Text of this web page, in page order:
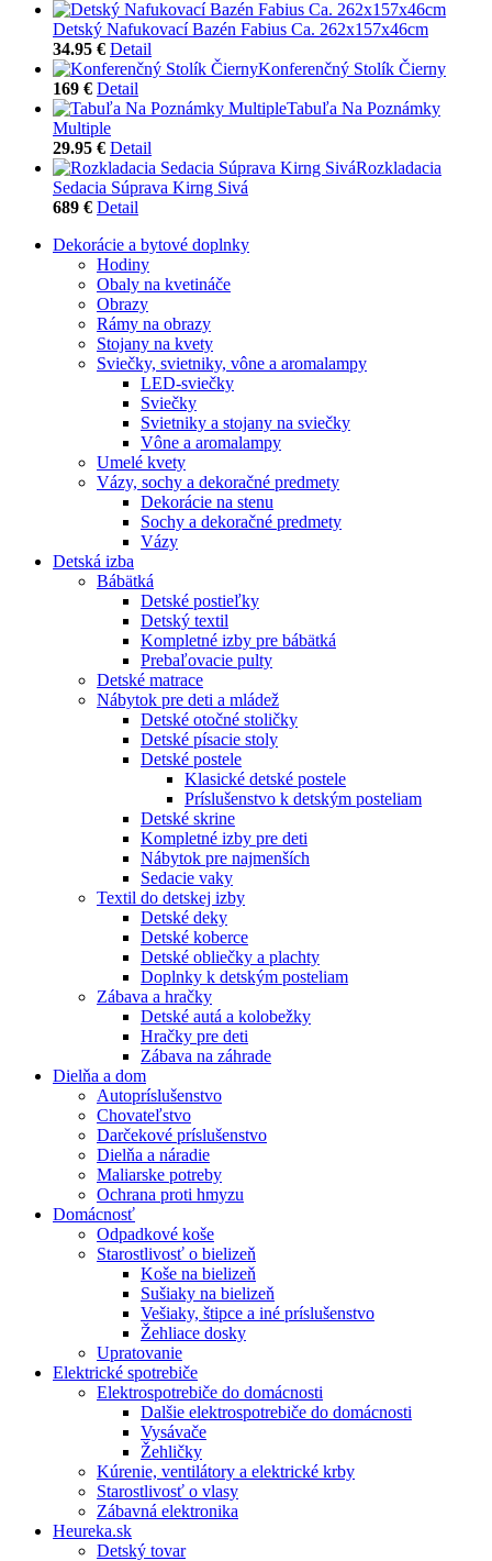
Detský Nafukovací Bazén Fabius Ca. 262x157x46cm
34.95 € Detail
Konferenčný Stolík Čierny
169 € Detail
Tabuľa Na Poznámky
Multiple
29.95 € Detail
Rozkladacia
Sedacia Súprava Kirng Sivá
689 € Detail
Dekorácie a bytové doplnky
Hodiny
Obaly na kvetináče
Obrazy
Rámy na obrazy
Stojany na kvety
Sviečky, svietniky, vône a aromalampy
LED-sviečky
Sviečky
Svietniky a stojany na sviečky
Vône a aromalampy
Umelé kvety
Vázy, sochy a dekoračné predmety
Dekorácie na stenu
Sochy a dekoračné predmety
Vázy
Detská izba
Bábätká
Detské postieľky
Detský textil
Kompletné izby pre bábätká
Prebaľovacie pulty
Detské matrace
Nábytok pre deti a mládež
Detské otočné stoličky
Detské písacie stoly
Detské postele
Klasické detské postele
Príslušenstvo k detským posteliam
Detské skrine
Kompletné izby pre deti
Nábytok pre najmenších
Sedacie vaky
Textil do detskej izby
Detské deky
Detské koberce
Detské obliečky a plachty
Doplnky k detským posteliam
Zábava a hračky
Detské autá a kolobežky
Hračky pre deti
Zábava na záhrade
Dielňa a dom
Autopríslušenstvo
Chovateľstvo
Darčekové príslušenstvo
Dielňa a náradie
Maliarske potreby
Ochrana proti hmyzu
Domácnosť
Odpadkové koše
Starostlivosť o bielizeň
Koše na bielizeň
Sušiaky na bielizeň
Vešiaky, štipce a iné príslušenstvo
Žehliace dosky
Upratovanie
Elektrické spotrebiče
Elektrospotrebiče do domácnosti
Dalšie elektrospotrebiče do domácnosti
Vysávače
Žehličky
Kúrenie, ventilátory a elektrické krby
Starostlivosť o vlasy
Zábavná elektronika
Heureka.sk
Detský tovar